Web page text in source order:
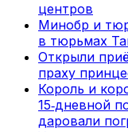
центров
Минобр и
в тюрьмах
Открыли
праху
Король и
15‑дневной
даровали